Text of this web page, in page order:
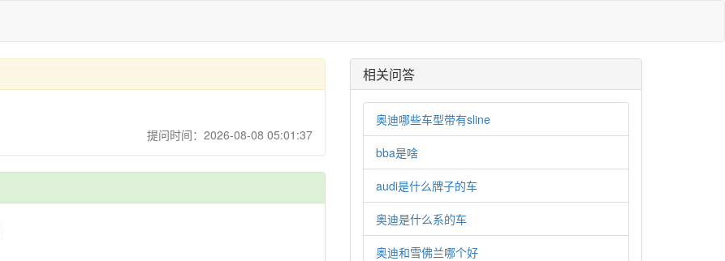
提问时间：2026-08-08 05:01:37
相关问答
奥迪哪些车型带有sline
bba是啥
audi是什么牌子的车
奥迪是什么系的车
奥迪和雪佛兰哪个好